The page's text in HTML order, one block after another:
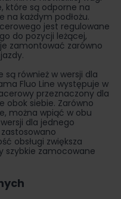
które są odporne na
na każdym podłożu.
jest regulowane
do pozycji leżącej,
zamontować zarówno
również w wersji dla
Fluo Line występuje w
przeznaczony dla
obok siebie. Zarówno
można wpiąć w obu
dla jednego
obsługi zwiększa
szybkie zamocowane